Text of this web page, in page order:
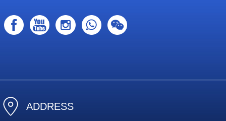
ADDRESS